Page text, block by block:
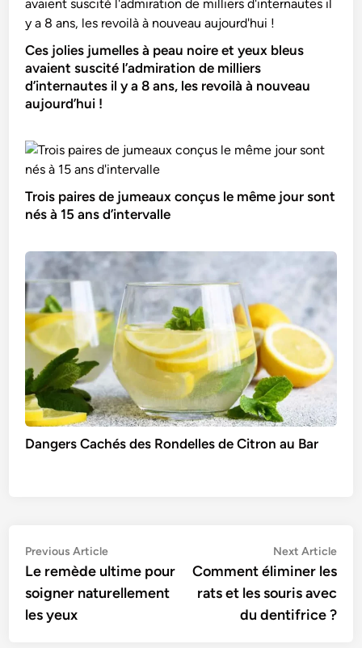
Ces jolies jumelles à peau noire et yeux bleus
avaient suscité l’admiration de milliers
d’internautes il y a 8 ans, les revoilà à nouveau
aujourd’hui !
Trois paires de jumeaux conçus le même jour sont
nés à 15 ans d’intervalle
Dangers Cachés des Rondelles de Citron au Bar
Navigation
de
l’article
Previous ArticlePrevious
article:
Le remède ultime pour
soigner naturellement
les yeux
Next Article
Comment éliminer les
rats et les souris avec
du dentifrice ?